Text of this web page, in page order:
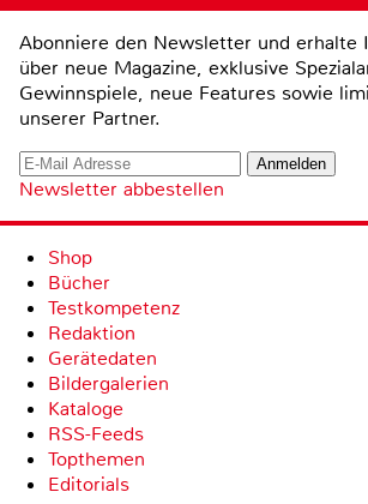
Abonniere den Newsletter und erhalte
über neue Magazine, exklusive
Gewinnspiele, neue Features sowie
unserer Partner.
Newsletter abbestellen
Shop
Bücher
Testkompetenz
Redaktion
Gerätedaten
Bildergalerien
Kataloge
RSS-Feeds
Topthemen
Editorials